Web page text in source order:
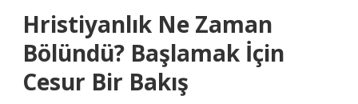
Hristiyanlık Ne Zaman
Bölündü? Başlamak İçin
Cesur Bir Bakış